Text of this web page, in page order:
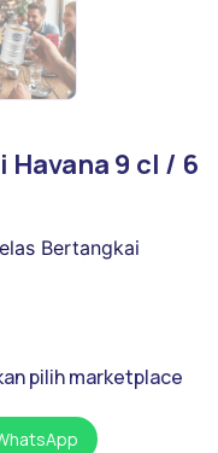
9 cl / 6
Bertangkai
pilih marketplace